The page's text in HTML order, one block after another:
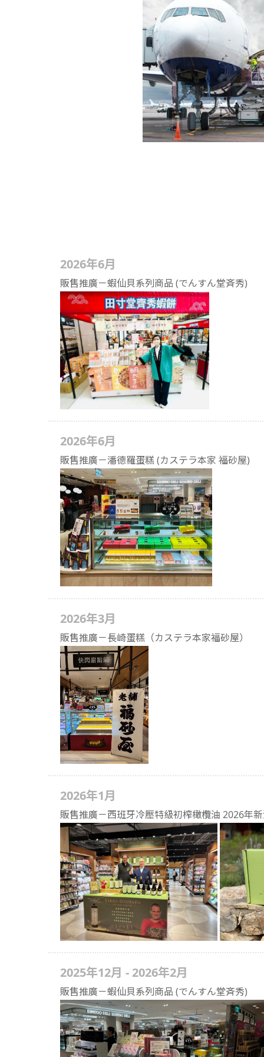
2026年6月
販售推廣－蝦仙貝系列商品 (でんすん堂斉秀)
2026年6月
販售推廣－潘德羅蛋糕 (カステラ本家 福砂屋)
2026年3月
販售推廣－長崎蛋糕（カステラ本家福砂屋）
2026年1月
販售推廣－西班牙冷壓特級初榨橄欖油 2026年
2025年12月 - 2026年2月
販售推廣－蝦仙貝系列商品 (でんすん堂斉秀)